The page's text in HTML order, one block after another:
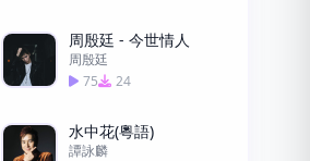
周殷廷 - 今世情人
周殷廷
75
24
水中花(粵語)
譚詠麟